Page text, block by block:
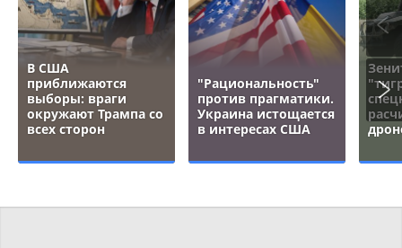
В США
приближаются
выборы: враги
окружают Трампа со
всех сторон
"Рациональность"
против прагматики.
Украина истощается
в интересах США